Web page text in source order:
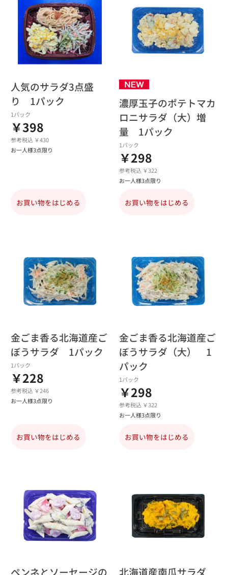
人気のサラダ3点盛
り 1パック
1パック
￥398
参考税込 ￥430
お一人様3点限り
お買い物をはじめる
濃厚玉子のポテトマカ
ロニサラダ（大）増
量 1パック
1パック
￥298
参考税込 ￥322
お一人様3点限り
お買い物をはじめる
金ごま香る北海道産ご
ぼうサラダ 1パック
1パック
￥228
参考税込 ￥246
お一人様3点限り
お買い物をはじめる
金ごま香る北海道産ご
ぼうサラダ（大） 1
パック
1パック
￥298
参考税込 ￥322
お一人様3点限り
お買い物をはじめる
ペンネとソーセージの 北海道産南瓜サラダ